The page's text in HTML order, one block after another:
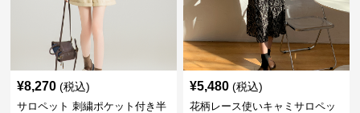
¥8,270 (税込)
サロペット 刺繍ポケット付き半
¥5,480 (税込)
花柄レース使いキャミサロペッ